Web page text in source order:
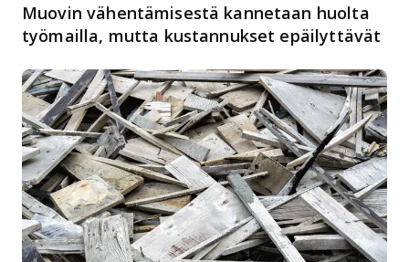
Muovin vähentämisestä kannetaan huolta
työmailla, mutta kustannukset epäilyttävät